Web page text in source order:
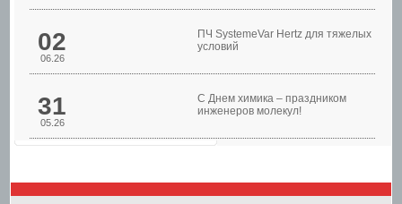
02
06.26
ПЧ SystemeVar Hertz для тяжелых
условий
31
05.26
С Днем химика – праздником
инженеров молекул!